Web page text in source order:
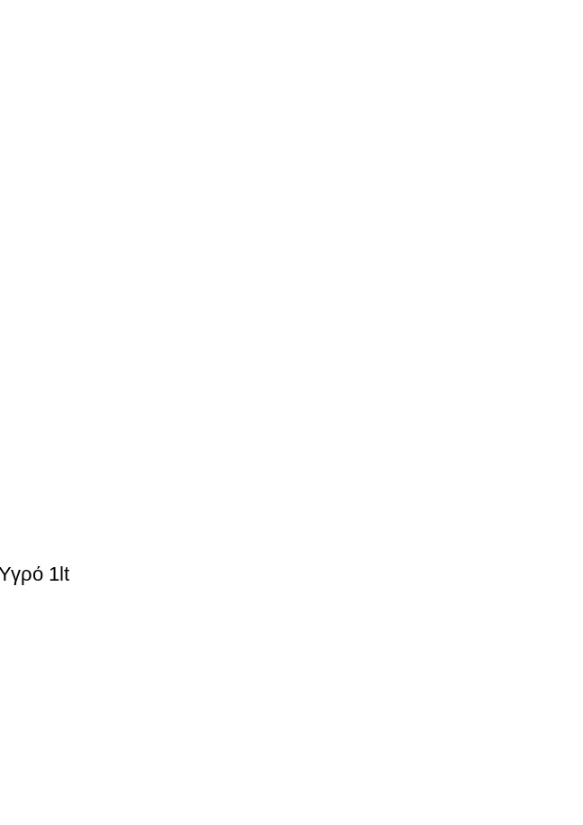
1lt